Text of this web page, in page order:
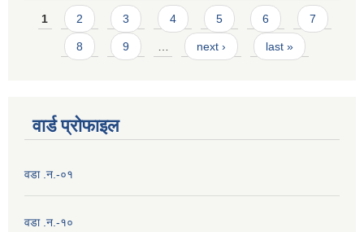
Pages
1 2 3 4 5 6 7
8 9 next › last »
वार्ड प्राेफाइल
वडा .न.-०१
वडा .न.-१०